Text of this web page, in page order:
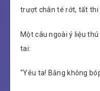
trượt chân té rớt, tất thi
Một câu ngoài ý liệu
tai:
“Yêu ta! Bằng không